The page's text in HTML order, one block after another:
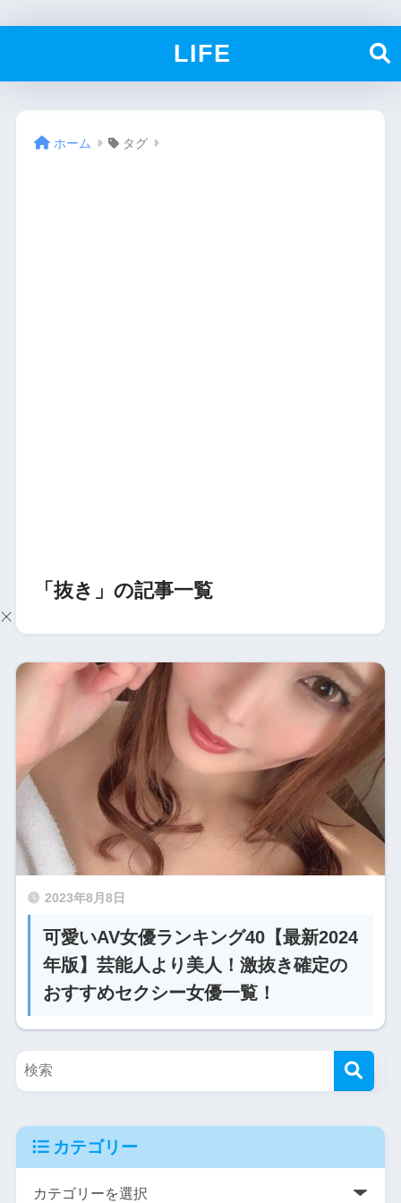
LIFE
ホーム タグ
「抜き」の記事一覧
2023年8月8日
可愛いAV女優ランキング40【最新2024
年版】芸能人より美人！激抜き確定の
おすすめセクシー女優一覧！
カテゴリー